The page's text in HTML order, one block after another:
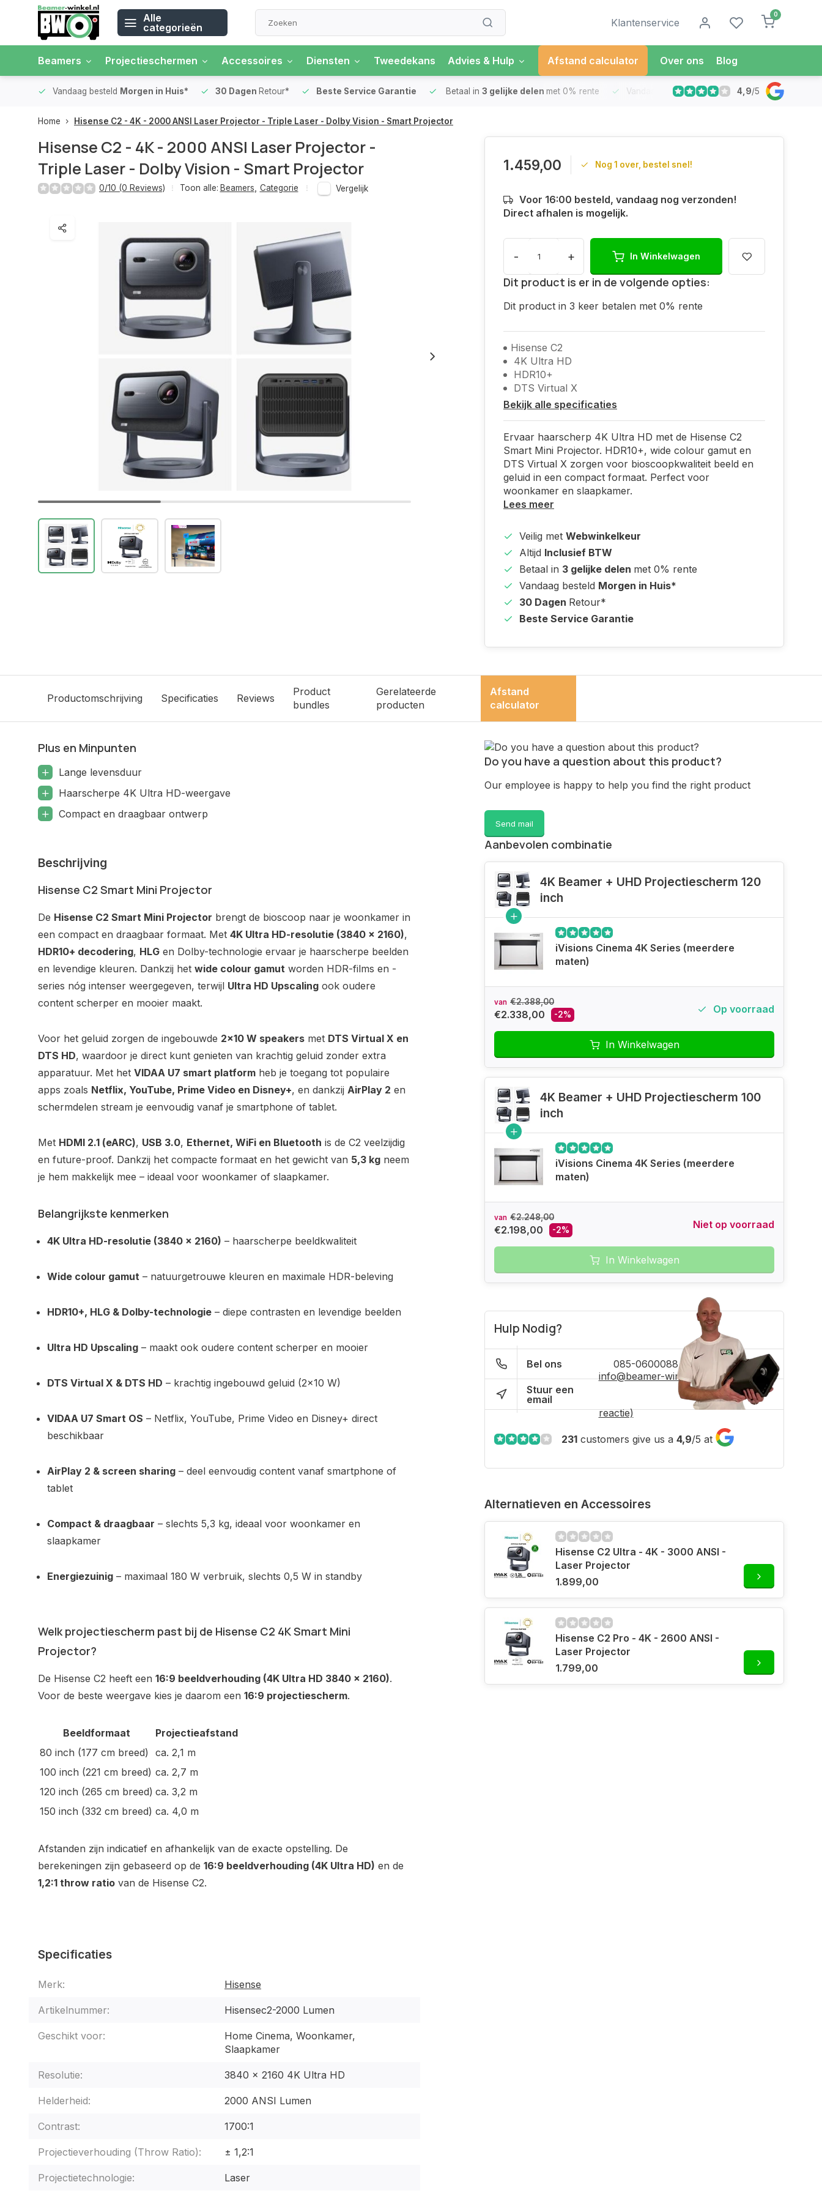
Alle
categorieën
Klantenservice
0
Beamers Projectieschermen Accessoires Diensten Tweedekans Advies & Hulp Afstand calculator Over ons Blog
Vandaag besteld Morgen in Huis* 30 Dagen Retour* Beste Service Garantie Betaal in 3 gelijke delen met 0% rente Vandaag besteldMorgen in Huis*
4,9/5
Home Hisense C2 - 4K - 2000 ANSI Laser Projector - Triple Laser - Dolby Vision - Smart Projector
Hisense C2 - 4K - 2000 ANSI Laser Projector -
Triple Laser - Dolby Vision - Smart Projector
0/10 (0 Reviews) Toon alle: Beamers Categorie Vergelijk
1.459,00 Nog 1 over, bestel snel!
Voor 16:00 besteld, vandaag nog verzonden!
Direct afhalen is mogelijk.
- + In Winkelwagen
Dit product is er in de volgende opties:
Dit product in 3 keer betalen met 0% rente
Hisense C2
4K Ultra HD
HDR10+
DTS Virtual X
Bekijk alle specificaties
Ervaar haarscherp 4K Ultra HD met de Hisense C2
Smart Mini Projector. HDR10+, wide colour gamut en
DTS Virtual X zorgen voor bioscoopkwaliteit beeld en
geluid in een compact formaat. Perfect voor
woonkamer en slaapkamer.
Lees meer
Veilig met Webwinkelkeur
Altijd Inclusief BTW
Betaal in 3 gelijke delen met 0% rente
Vandaag besteld Morgen in Huis*
30 Dagen Retour*
Beste Service Garantie
Productomschrijving Specificaties Reviews
Product
bundles
Gerelateerde
producten
Afstand
calculator
Plus en Minpunten
Lange levensduur
Haarscherpe 4K Ultra HD-weergave
Compact en draagbaar ontwerp
Beschrijving
Hisense C2 Smart Mini Projector
De Hisense C2 Smart Mini Projector brengt de bioscoop naar je woonkamer in
een compact en draagbaar formaat. Met 4K Ultra HD-resolutie (3840 × 2160),
HDR10+ decodering, HLG en Dolby-technologie ervaar je haarscherpe beelden
en levendige kleuren. Dankzij het wide colour gamut worden HDR-films en -
series nóg intenser weergegeven, terwijl Ultra HD Upscaling ook oudere
content scherper en mooier maakt.
Voor het geluid zorgen de ingebouwde 2×10 W speakers met DTS Virtual X en
DTS HD, waardoor je direct kunt genieten van krachtig geluid zonder extra
apparatuur. Met het VIDAA U7 smart platform heb je toegang tot populaire
apps zoals Netflix, YouTube, Prime Video en Disney+, en dankzij AirPlay 2 en
schermdelen stream je eenvoudig vanaf je smartphone of tablet.
Met HDMI 2.1 (eARC), USB 3.0, Ethernet, WiFi en Bluetooth is de C2 veelzijdig
en future-proof. Dankzij het compacte formaat en het gewicht van 5,3 kg neem
je hem makkelijk mee – ideaal voor woonkamer of slaapkamer.
Belangrijkste kenmerken
4K Ultra HD-resolutie (3840 × 2160) – haarscherpe beeldkwaliteit
Wide colour gamut – natuurgetrouwe kleuren en maximale HDR-beleving
HDR10+, HLG & Dolby-technologie – diepe contrasten en levendige beelden
Ultra HD Upscaling – maakt ook oudere content scherper en mooier
DTS Virtual X & DTS HD – krachtig ingebouwd geluid (2×10 W)
VIDAA U7 Smart OS – Netflix, YouTube, Prime Video en Disney+ direct
beschikbaar
AirPlay 2 & screen sharing – deel eenvoudig content vanaf smartphone of
tablet
Compact & draagbaar – slechts 5,3 kg, ideaal voor woonkamer en
slaapkamer
Energiezuinig – maximaal 180 W verbruik, slechts 0,5 W in standby
Welk projectiescherm past bij de Hisense C2 4K Smart Mini
Projector?
De Hisense C2 heeft een 16:9 beeldverhouding (4K Ultra HD 3840 × 2160).
Voor de beste weergave kies je daarom een 16:9 projectiescherm.
Beeldformaat
Projectieafstand
80 inch (177 cm breed)
ca. 2,1 m
100 inch (221 cm breed) ca. 2,7 m
120 inch (265 cm breed) ca. 3,2 m
150 inch (332 cm breed) ca. 4,0 m
Afstanden zijn indicatief en afhankelijk van de exacte opstelling. De
berekeningen zijn gebaseerd op de 16:9 beeldverhouding (4K Ultra HD) en de
1,2:1 throw ratio van de Hisense C2.
Specificaties
Merk: Hisense
Artikelnummer: Hisensec2-2000 Lumen
Geschikt voor:
Home Cinema, Woonkamer,
Slaapkamer
Resolutie: 3840 x 2160 4K Ultra HD
Helderheid: 2000 ANSI Lumen
Contrast: 1700:1
Projectieverhouding (Throw Ratio): ± 1,2:1
Projectietechnologie: Laser
Do you have a question about this product?
Our employee is happy to help you find the right product
Send mail
Aanbevolen combinatie
4K Beamer + UHD Projectiescherm 120
inch
iVisions Cinema 4K Series (meerdere
maten)
van €2.388,00
€2.338,00 -2% Op voorraad
In Winkelwagen
4K Beamer + UHD Projectiescherm 100
inch
iVisions Cinema 4K Series (meerdere
maten)
van €2.248,00
€2.198,00 -2% Niet op voorraad
In Winkelwagen
Hulp Nodig?
Bel ons 085-0600088
Stuur een
email
info@beamer-winkel.nl (binnen 4 uur
reactie)
231 customers give us a 4,9/5 at
Alternatieven en Accessoires
Hisense C2 Ultra - 4K - 3000 ANSI -
Laser Projector
1.899,00
Hisense C2 Pro - 4K - 2600 ANSI -
Laser Projector
1.799,00